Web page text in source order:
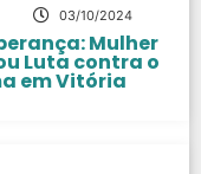
03/10/2024
Mulher
Luta contra o
em Vitória